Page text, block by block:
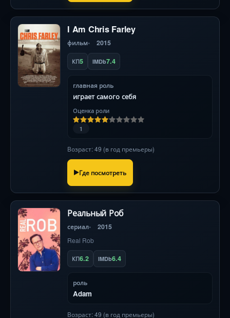
I Am Chris Farley
фильм 2015
КП5 IMDb7.4
главная роль
играет самого себя
Оценка роли
1
Возраст: 49 (в год премьеры)
Где посмотреть
Реальный Роб
сериал 2015
Real Rob
КП6.2 IMDb6.4
роль
Adam
Возраст: 49 (в год премьеры)